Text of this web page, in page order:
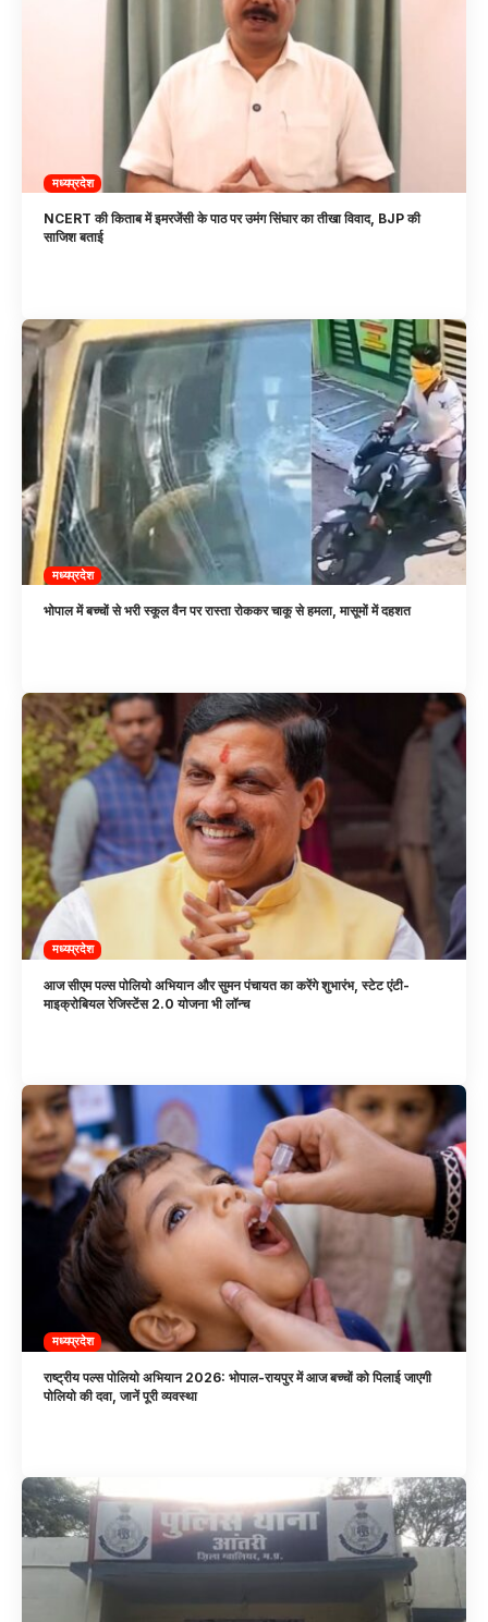
मध्यप्रदेश
NCERT की किताब में इमरजेंसी के पाठ पर उमंग सिंघार का तीखा विवाद, BJP की
साजिश बताई
मध्यप्रदेश
भोपाल में बच्चों से भरी स्कूल वैन पर रास्ता रोककर चाकू से हमला, मासूमों में दहशत
मध्यप्रदेश
आज सीएम पल्स पोलियो अभियान और सुमन पंचायत का करेंगे शुभारंभ, स्टेट एंटी-
माइक्रोबियल रेजिस्टेंस 2.0 योजना भी लॉन्च
मध्यप्रदेश
राष्ट्रीय पल्स पोलियो अभियान 2026: भोपाल-रायपुर में आज बच्चों को पिलाई जाएगी
पोलियो की दवा, जानें पूरी व्यवस्था